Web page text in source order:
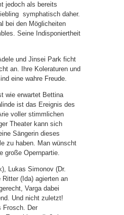
jedoch als bereits
symphatisch daher.
bei den Möglicheiten
Seine Indisponiertheit
und Jinsei Park ficht
an. Ihre Koleraturen und
eine wahre Freude.
wie erwartet Bettina
ist das Ereignis des
voller stimmlichen
Theater kann sich
Sängerin dieses
zu haben. Man wünscht
große Opernpartie.
Lukas Simonov (Dr.
Ritter (Ida) agierten an
Varga dabei
Und nicht zuletzt!
Frosch. Der